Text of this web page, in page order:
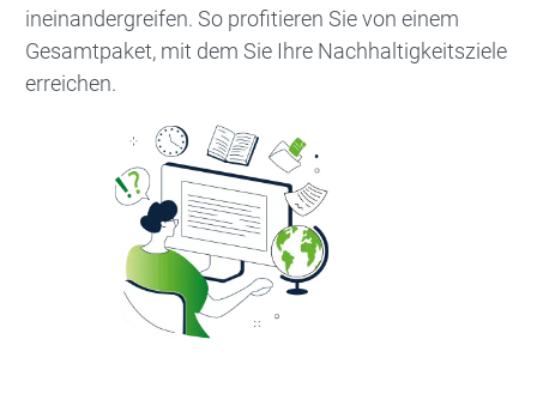
ineinandergreifen. So profitieren Sie von einem
Gesamtpaket, mit dem Sie Ihre Nachhaltigkeitsziele
erreichen.